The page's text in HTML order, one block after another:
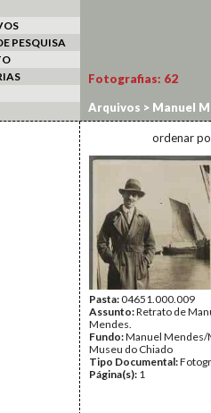
PESQUISA
Fotografias: 62
Arquivos > Manuel
ordenar
Pasta:04651.000.009
Assunto:Retrato de
Mendes.
Fundo:Manuel Mendes/
Museu do Chiado
Tipo Documental:
Página(s): 1